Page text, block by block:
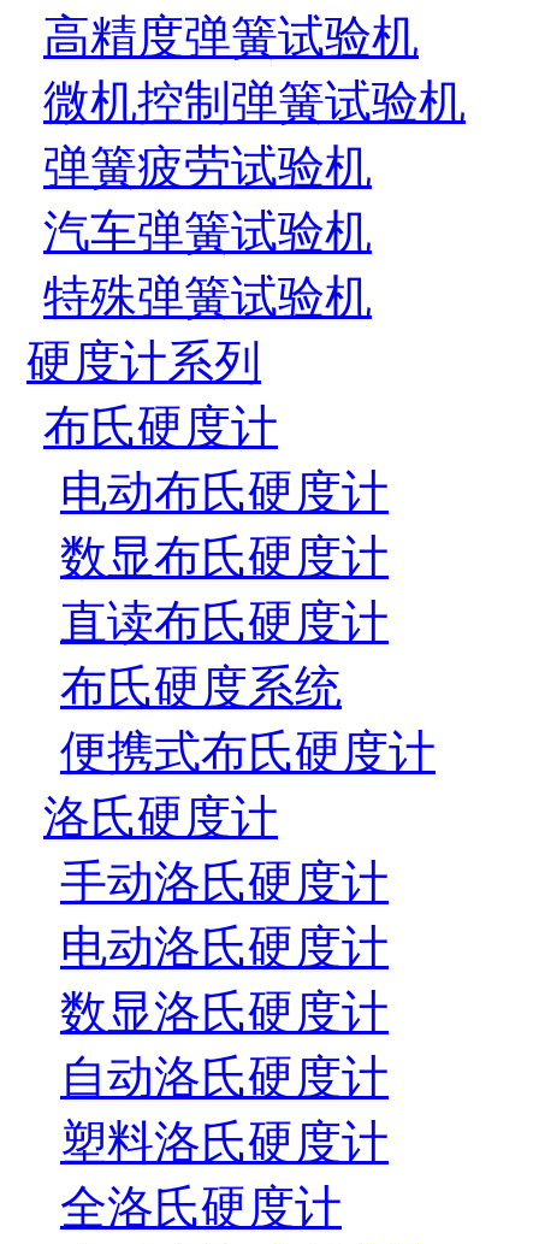
高精度弹簧试验机
微机控制弹簧试验机
弹簧疲劳试验机
汽车弹簧试验机
特殊弹簧试验机
硬度计系列
布氏硬度计
电动布氏硬度计
数显布氏硬度计
直读布氏硬度计
布氏硬度系统
便携式布氏硬度计
洛氏硬度计
手动洛氏硬度计
电动洛氏硬度计
数显洛氏硬度计
自动洛氏硬度计
塑料洛氏硬度计
全洛氏硬度计